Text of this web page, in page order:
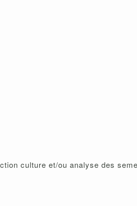
culture et/ou analyse des